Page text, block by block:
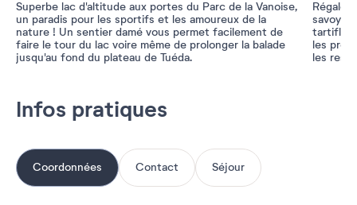
Superbe lac d'altitude aux portes du Parc de la Vanoise,
un paradis pour les sportifs et les amoureux de la
nature ! Un sentier damé vous permet facilement de
faire le tour du lac voire même de prolonger la balade
jusqu'au fond du plateau de Tuéda.
les
les
Infos pratiques
Coordonnées Contact Séjour